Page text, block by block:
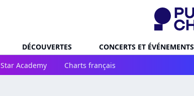
DÉCOUVERTES CONCERTS ET ÉVÉNEMENTS
Star Academy Charts français